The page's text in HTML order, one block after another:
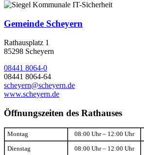
Gemeinde Scheyern
Rathausplatz 1
85298 Scheyern
08441 8064-0
08441 8064-64
scheyern@scheyern.de
www.scheyern.de
Öffnungszeiten des Rathauses
Montag 08:00 Uhr – 12:00 Uhr
Dienstag 08:00 Uhr – 12:00 Uhr